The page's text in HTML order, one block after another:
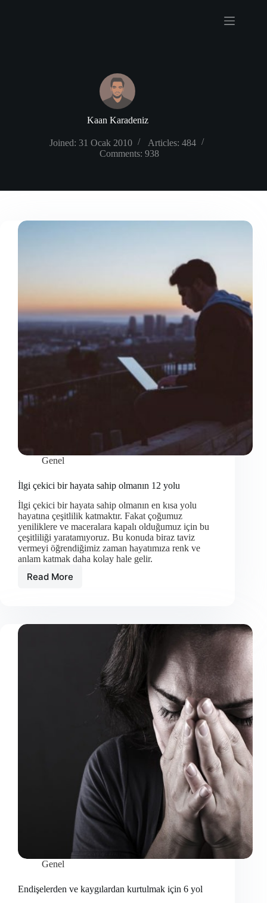
Kaan Karadeniz
Joined: 31 Ocak 2010
Articles: 484
Comments: 938
Genel
İlgi çekici bir hayata sahip olmanın 12 yolu
İlgi çekici bir hayata sahip olmanın en kısa yolu
hayatına çeşitlilik katmaktır. Fakat çoğumuz
yeniliklere ve maceralara kapalı olduğumuz için bu
çeşitliliği yaratamıyoruz. Bu konuda biraz taviz
vermeyi öğrendiğimiz zaman hayatımıza renk ve
anlam katmak daha kolay hale gelir.
Read More
İlgi
sahip
Genel
Endişelerden ve kaygılardan kurtulmak için 6 yol